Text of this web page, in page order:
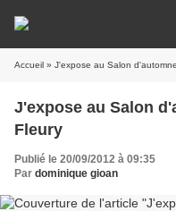
Accueil » J'expose au Salon
J'expose au Salon
Fleury
Publié le 20/09/2012 à 09:35
Par dominique gioan